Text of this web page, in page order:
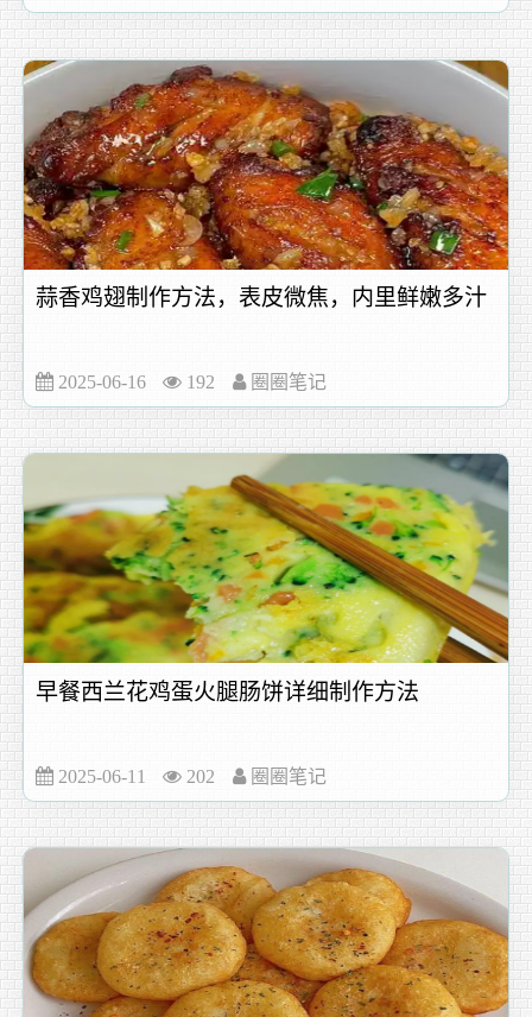
蒜香鸡翅制作方法，表皮微焦，内里鲜嫩多汁
2025-06-16 192 圈圈笔记
早餐西兰花鸡蛋火腿肠饼详细制作方法
2025-06-11 202 圈圈笔记